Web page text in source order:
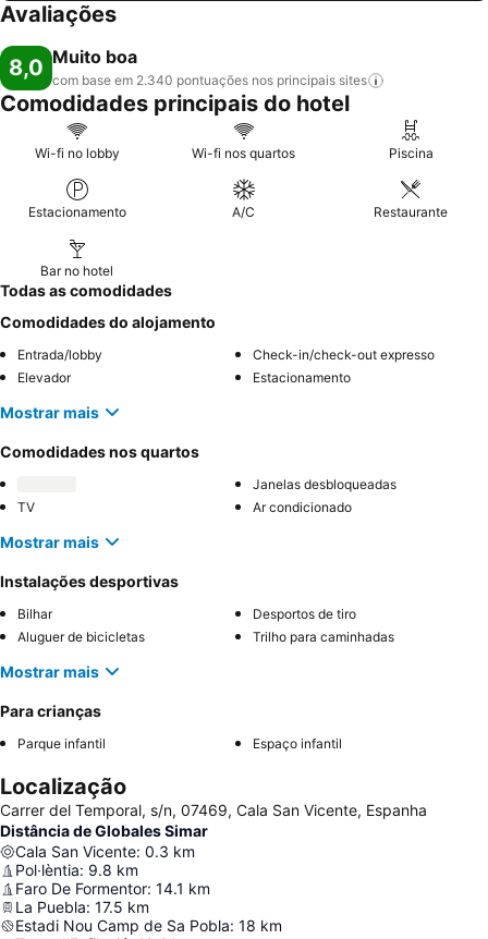
Avaliações
8,0 Muito boa
com base em 2.340 pontuações nos principais sites
Comodidades principais do hotel
Wi-fi no lobby Wi-fi nos quartos Piscina
Estacionamento A/C Restaurante
Bar no hotel
Todas as comodidades
Comodidades do alojamento
Entrada/lobby
Check-in/check-out expresso
Elevador
Estacionamento
Mostrar mais
Comodidades nos quartos
Janelas desbloqueadas
TV
Ar condicionado
Mostrar mais
Instalações desportivas
Bilhar
Desportos de tiro
Aluguer de bicicletas
Trilho para caminhadas
Mostrar mais
Para crianças
Parque infantil Espaço infantil
Localização
Carrer del Temporal, s/n, 07469, Cala San Vicente, Espanha
Distância de Globales Simar
Cala San Vicente: 0.3 km
Pol·lèntia: 9.8 km
Faro De Formentor: 14.1 km
La Puebla: 17.5 km
Estadi Nou Camp de Sa Pobla: 18 km